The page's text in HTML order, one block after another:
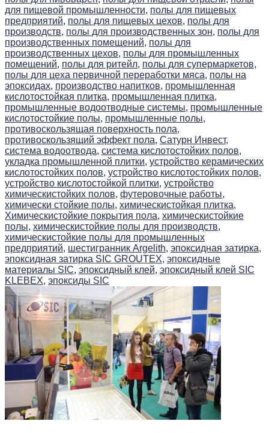
для пищевой промышленности, полы для пищевых
предприятий, полы для пищевых цехов, полы для
производств, полы для производственных зон, полы для
производственных помещений, полы для
производственных цехов, полы для промышленных
помещений, полы для ритейл, полы для супермаркетов,
полы для цеха первичной переработки мяса, полы на
эпоксидах, производство напитков, промышленная
кислотостойкая плитка, промышленная плитка,
промышленные водоотводные системы, промышленные
кислотостойкие полы, промышленные полы,
противоскользящая поверхность пола,
противоскользящий эффект пола, Сатурн Инвест,
система водоотвода, система кислотостойких полов,
укладка промышленной плитки, устройство керамических
кислотостойких полов, устройство кислотостойких полов,
устройство кислотостойкой плитки, устройство
химическистойких полов, футеровочные работы,
химически стойкие полы, химическистойкая плитка,
Химическистойкие покрытия пола, химическистойкие
полы, химическистойкие полы для производств,
химическистойкие полы для промышленных
предприятий, шестигранник Argelith, эпоксидная затирка,
эпоксидная затирка SIC GROUTEX, эпоксидные
материалы SIC, эпоксидный клей, эпоксидный клей SIC
KLEBEX, эпоксиды SIC